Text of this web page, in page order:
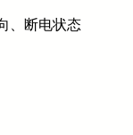
、断电状态